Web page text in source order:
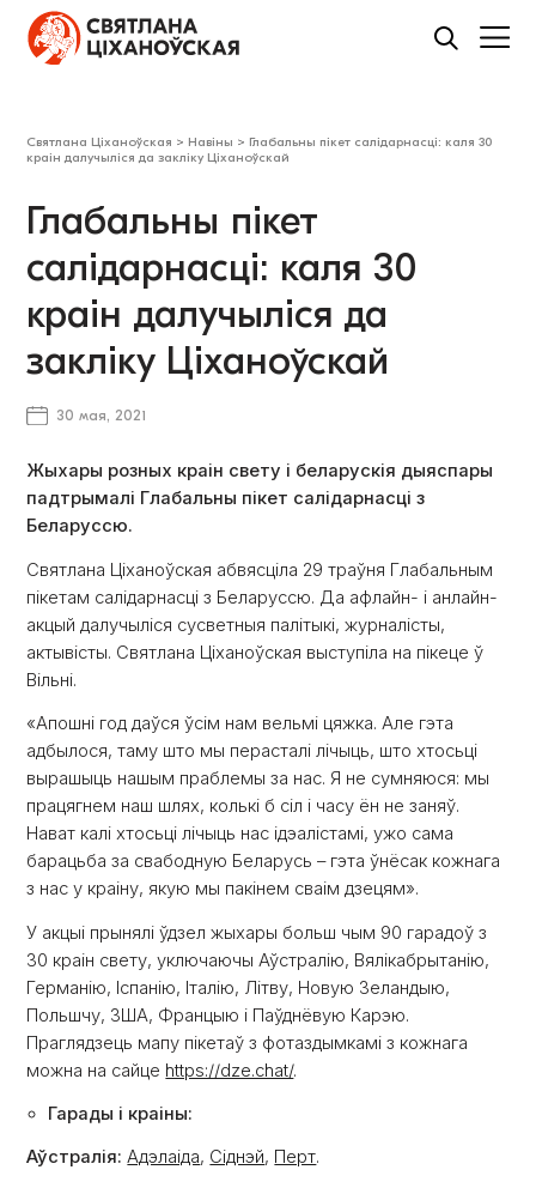
Святлана Ціханоўская > Навіны > Глабальны пікет салідарнасці: каля 30
краін далучыліся да закліку Ціханоўскай
Глабальны пікет
салідарнасці: каля 30
краін далучыліся да
закліку Ціханоўскай
30 мая, 2021
Жыхары розных краін свету і беларускія дыяспары
падтрымалі Глабальны пікет салідарнасці з
Беларуссю.
Святлана Ціханоўская абвясціла 29 траўня Глабальным
пікетам салідарнасці з Беларуссю. Да афлайн- і анлайн-
акцый далучыліся сусветныя палітыкі, журналісты,
актывісты. Святлана Ціханоўская выступіла на пікеце ў
Вільні.
«Апошні год даўся ўсім нам вельмі цяжка. Але гэта
адбылося, таму што мы перасталі лічыць, што хтосьці
вырашыць нашым праблемы за нас. Я не сумняюся: мы
працягнем наш шлях, колькі б сіл і часу ён не заняў.
Нават калі хтосьці лічыць нас ідэалістамі, ужо сама
барацьба за свабодную Беларусь – гэта ўнёсак кожнага
з нас у краіну, якую мы пакінем сваім дзецям».
У акцыі прынялі ўдзел жыхары больш чым 90 гарадоў з
30 краін свету, уключаючы Аўстралію, Вялікабрытанію,
Германію, Іспанію, Італію, Літву, Новую Зеландыю,
Польшчу, ЗША, Францыю і Паўднёвую Карэю.
Праглядзець мапу пікетаў з фотаздымкамі з кожнага
можна на сайце https://dze.chat/.
Гарады і краіны:
Аўстралія: Адэлаіда, Сіднэй, Перт.